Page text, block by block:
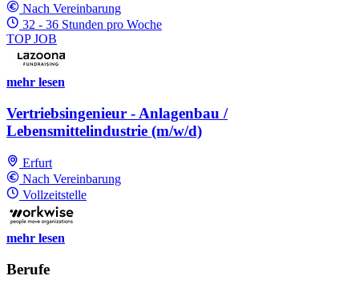
Nach Vereinbarung
32 - 36 Stunden pro Woche
TOP JOB
mehr lesen
Vertriebsingenieur - Anlagenbau /
Lebensmittelindustrie (m/w/d)
Erfurt
Nach Vereinbarung
Vollzeitstelle
mehr lesen
Berufe